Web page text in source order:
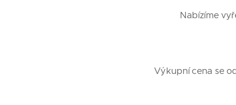
Nabízíme
Výkupní cena se